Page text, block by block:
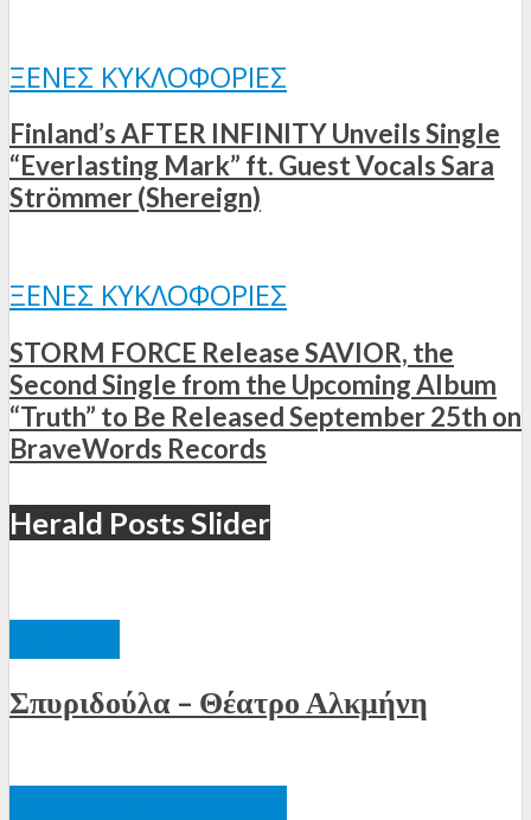
ΞΈΝΕΣ ΚΥΚΛΟΦΟΡΊΕΣ
Finland’s AFTER INFINITY Unveils Single
“Everlasting Mark” ft. Guest Vocals Sara
Strömmer (Shereign)
ΞΈΝΕΣ ΚΥΚΛΟΦΟΡΊΕΣ
STORM FORCE Release SAVIOR, the
Second Single from the Upcoming Album
“Truth” to Be Released September 25th on
BraveWords Records
Herald Posts Slider
Σπυριδούλα – Θέατρο Αλκμήνη